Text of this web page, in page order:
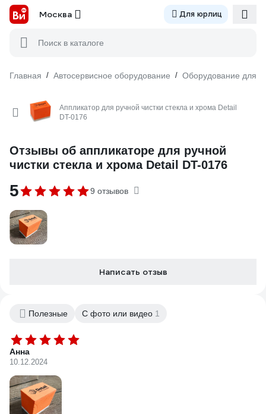
Москва Для юрлиц
Поиск в каталоге
Главная / Автосервисное оборудование / Оборудование для
Аппликатор для ручной чистки стекла и хрома Detail
DT-0176
Отзывы об аппликаторе для ручной
чистки стекла и хрома Detail DT-0176
5 9 отзывов
Написать отзыв
Полезные С фото или видео 1
Анна
10.12.2024